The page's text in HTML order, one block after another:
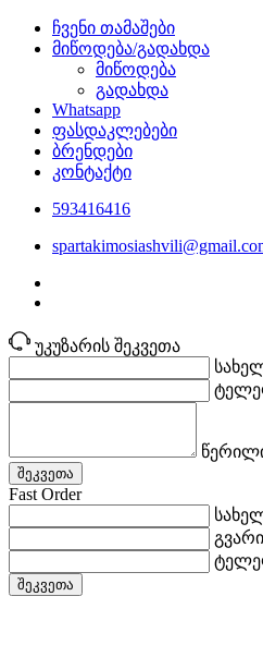
ჩვენი თამაშები
მიწოდება/გადახდა
მიწოდება
გადახდა
Whatsapp
ფასდაკლებები
ბრენდები
კონტაქტი
593416416
უკუზარის შეკვეთა
შეკვეთა
Fast Order
გვარი